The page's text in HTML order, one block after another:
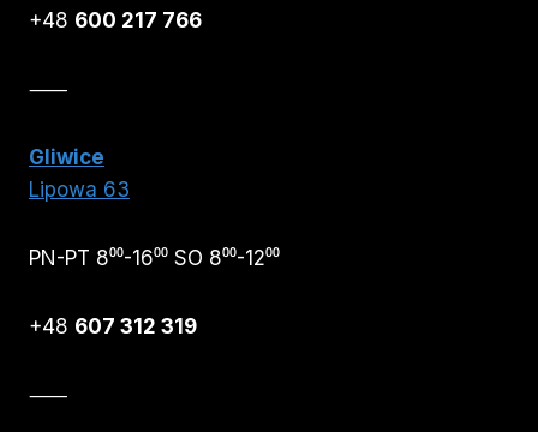
+48 600 217 766
⸺
Gliwice
Lipowa 63
PN-PT 8⁰⁰-16⁰⁰ SO 8⁰⁰-12⁰⁰
+48 607 312 319
⸺